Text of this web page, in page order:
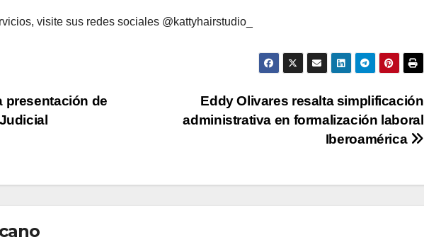
visite sus redes sociales @kattyhairstudio_
Eddy Olivares resalta simplificación
administrativa en formalización laboral
Iberoamérica
presentación de